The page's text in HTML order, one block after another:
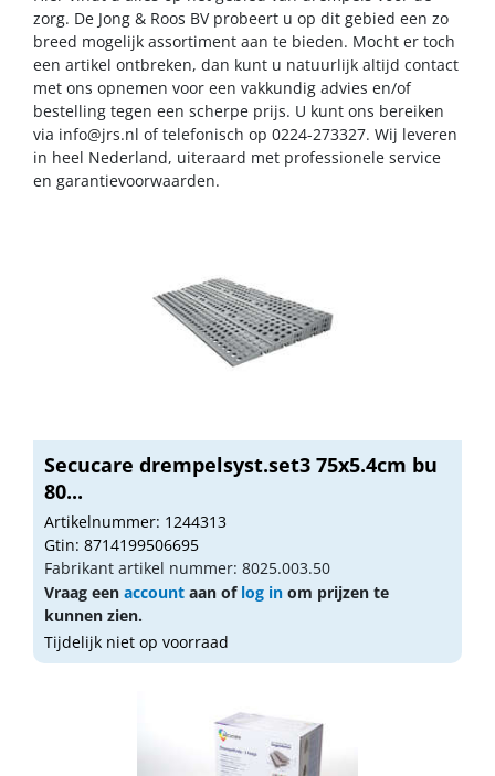
zorg. De Jong & Roos BV probeert u op dit gebied een zo
breed mogelijk assortiment aan te bieden. Mocht er toch
een artikel ontbreken, dan kunt u natuurlijk altijd contact
met ons opnemen voor een vakkundig advies en/of
bestelling tegen een scherpe prijs. U kunt ons bereiken
via info@jrs.nl of telefonisch op 0224-273327. Wij leveren
in heel Nederland, uiteraard met professionele service
en garantievoorwaarden.
Secucare drempelsyst.set3 75x5.4cm bu
80...
Artikelnummer: 1244313
Gtin: 8714199506695
Fabrikant artikel nummer: 8025.003.50
Vraag een account aan of log in om prijzen te
kunnen zien.
Tijdelijk niet op voorraad